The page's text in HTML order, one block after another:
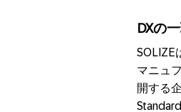
DXの
SOLIZE
マニュ
開する